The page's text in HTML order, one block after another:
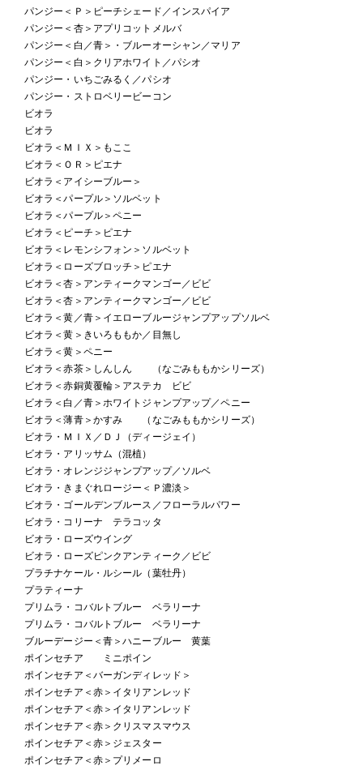
パンジー＜Ｐ＞ピーチシェード／インスパイア
パンジー＜杏＞アプリコットメルバ
パンジー＜白／青＞・ブルーオーシャン／マリア
パンジー＜白＞クリアホワイト／パシオ
パンジー・いちごみるく／パシオ
パンジー・ストロベリービーコン
ビオラ
ビオラ
ビオラ＜ＭＩＸ＞もここ
ビオラ＜ＯＲ＞ピエナ
ビオラ＜アイシーブルー＞
ビオラ＜パープル＞ソルベット
ビオラ＜パープル＞ペニー
ビオラ＜ピーチ＞ピエナ
ビオラ＜レモンシフォン＞ソルベット
ビオラ＜ローズブロッチ＞ピエナ
ビオラ＜杏＞アンティークマンゴー／ビビ
ビオラ＜杏＞アンティークマンゴー／ビビ
ビオラ＜黄／青＞イエローブルージャンプアップソルベ
ビオラ＜黄＞きいろももか／目無し
ビオラ＜黄＞ペニー
ビオラ＜赤茶＞しんしん （なごみももかシリーズ）
ビオラ＜赤銅黄覆輪＞アステカ ビビ
ビオラ＜白／青＞ホワイトジャンプアップ／ペニー
ビオラ＜薄青＞かすみ （なごみももかシリーズ）
ビオラ・ＭＩＸ／ＤＪ（ディージェイ）
ビオラ・アリッサム（混植）
ビオラ・オレンジジャンプアップ／ソルベ
ビオラ・きまぐれロージー＜Ｐ濃淡＞
ビオラ・ゴールデンブルース／フローラルパワー
ビオラ・コリーナ テラコッタ
ビオラ・ローズウイング
ビオラ・ローズピンクアンティーク／ビビ
プラチナケール・ルシール（葉牡丹）
プラティーナ
プリムラ・コバルトブルー ベラリーナ
プリムラ・コバルトブルー ベラリーナ
ブルーデージー＜青＞ハニーブルー 黄葉
ポインセチア ミニポイン
ポインセチア＜バーガンディレッド＞
ポインセチア＜赤＞イタリアンレッド
ポインセチア＜赤＞イタリアンレッド
ポインセチア＜赤＞クリスマスマウス
ポインセチア＜赤＞ジェスター
ポインセチア＜赤＞プリメーロ